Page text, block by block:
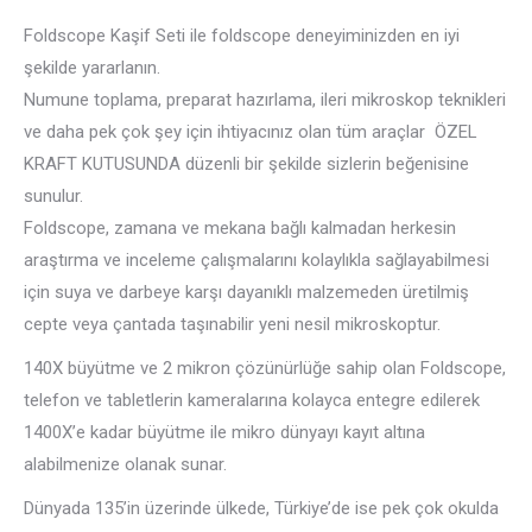
Foldscope Kaşif Seti ile foldscope deneyiminizden en iyi
şekilde yararlanın.
Numune toplama, preparat hazırlama, ileri mikroskop teknikleri
ve daha pek çok şey için ihtiyacınız olan tüm araçlar ÖZEL
KRAFT KUTUSUNDA düzenli bir şekilde sizlerin beğenisine
sunulur.
Foldscope, zamana ve mekana bağlı kalmadan herkesin
araştırma ve inceleme çalışmalarını kolaylıkla sağlayabilmesi
için suya ve darbeye karşı dayanıklı malzemeden üretilmiş
cepte veya çantada taşınabilir yeni nesil mikroskoptur.
140X büyütme ve 2 mikron çözünürlüğe sahip olan Foldscope,
telefon ve tabletlerin kameralarına kolayca entegre edilerek
1400X’e kadar büyütme ile mikro dünyayı kayıt altına
alabilmenize olanak sunar.
Dünyada 135’in üzerinde ülkede, Türkiye’de ise pek çok okulda